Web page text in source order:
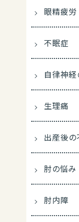
眼精疲労
不眠症
自律神
生理痛
出産後の
肘の悩み
肘内障